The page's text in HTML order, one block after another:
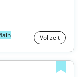
Vollzeit